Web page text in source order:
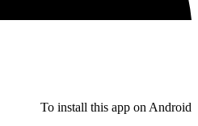
To install this app on Android